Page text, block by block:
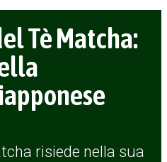
Tè Matcha:
risiede nella sua